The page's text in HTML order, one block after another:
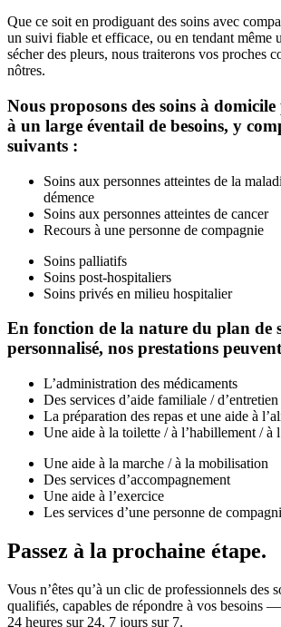
Que ce soit en prodiguant des soins avec
un suivi fiable et efficace, ou en tendant même
sécher des pleurs, nous traiterons vos proches
nôtres.
Nous proposons des soins à
à un large éventail de besoins, y
suivants :
Soins aux personnes atteintes de la
démence
Soins aux personnes atteintes de cancer
Recours à une personne de compagnie
Soins palliatifs
Soins post-hospitaliers
Soins privés en milieu hospitalier
En fonction de la nature du plan de
personnalisé, nos prestations
L’administration des médicaments
Des services d’aide familiale /
La préparation des repas et une aide à
Une aide à la toilette / à l’habillement / à
Une aide à la marche / à la mobilisation
Des services d’accompagnement
Une aide à l’exercice
Les services d’une personne de
Passez à la prochaine étape.
Vous n’êtes qu’à un clic de professionnels des
qualifiés, capables de répondre à vos besoins —
24 heures sur 24, 7 jours sur 7.